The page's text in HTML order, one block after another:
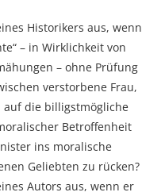
Historikers aus, wenn
– in Wirklichkeit von
– ohne Prüfung
verstorbene Frau,
die billigstmögliche
Betroffenheit
ins moralische
Geliebten zu rücken?
Autors aus, wenn er